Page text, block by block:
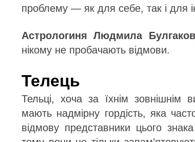
проблему — як для себе, так і для
Астрологиня Людмила
нікому не пробачають відмови.
Телець
Тельці, хоча за їхнім
мають надмірну гордість, яка
відмову представники цього